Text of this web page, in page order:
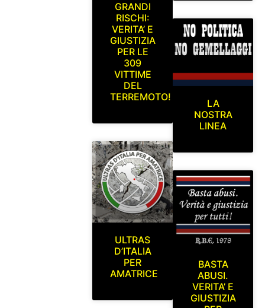
GRANDI
RISCHI:
VERITA’ E
GIUSTIZIA
PER LE
309
VITTIME
DEL
TERREMOTO!
ULTRAS
D’ITALIA
PER
AMATRICE
LA
NOSTRA
LINEA
BASTA
ABUSI.
VERITA’ E
GIUSTIZIA